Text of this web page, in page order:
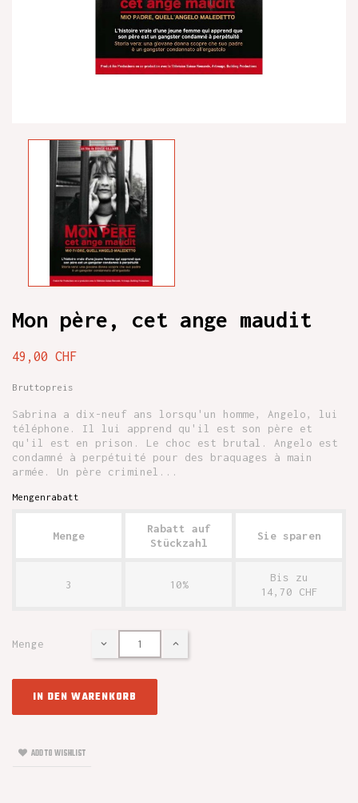
Mon père, cet ange maudit
49,00 CHF
Bruttopreis
Sabrina a dix-neuf ans lorsqu'un homme, Angelo, lui
téléphone. Il lui apprend qu'il est son père et
qu'il est en prison. Le choc est brutal. Angelo est
condamné à perpétuité pour des braquages à main
armée. Un père criminel...
Mengenrabatt
Menge
Rabatt auf
Stückzahl
Sie sparen
3 10%
Bis zu
14,70 CHF
Menge
IN DEN WARENKORB
ADD TO WISHLIST